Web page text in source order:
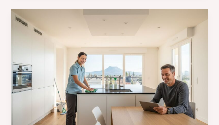
comment
accompagner
moment
de
libération
chez